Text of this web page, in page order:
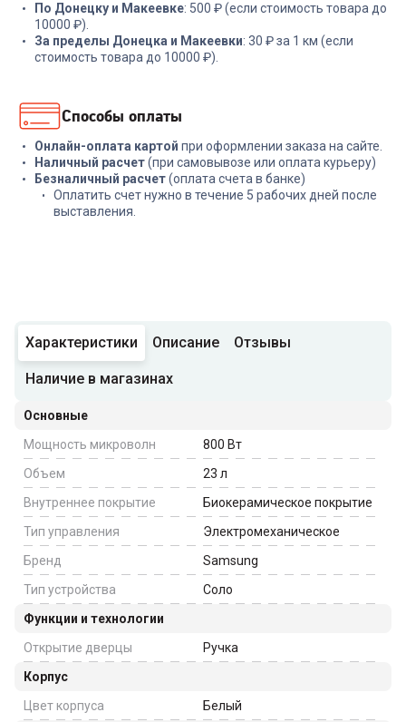
По Донецку и Макеевке: 500 ₽ (если стоимость товара до
10000 ₽).
За пределы Донецка и Макеевки: 30 ₽ за 1 км (если
стоимость товара до 10000 ₽).
Способы оплаты
Онлайн-оплата картой при оформлении заказа на сайте.
Наличный расчет(при самовывозе или оплата курьеру)
Безналичный расчет(оплата счета в банке)
Оплатить счет нужно в течение 5 рабочих дней после
выставления.
Характеристики Описание Отзывы
Наличие в магазинах
Основные
Мощность микроволн
800 Вт
Объем
23 л
Внутреннее покрытие
Биокерамическое покрытие
Тип управления
Электромеханическое
Бренд
Samsung
Тип устройства
Соло
Функции и технологии
Открытие дверцы
Ручка
Корпус
Цвет корпуса
Белый